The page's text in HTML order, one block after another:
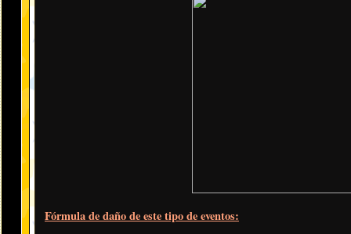
Fórmula de daño de este tipo de eventos: